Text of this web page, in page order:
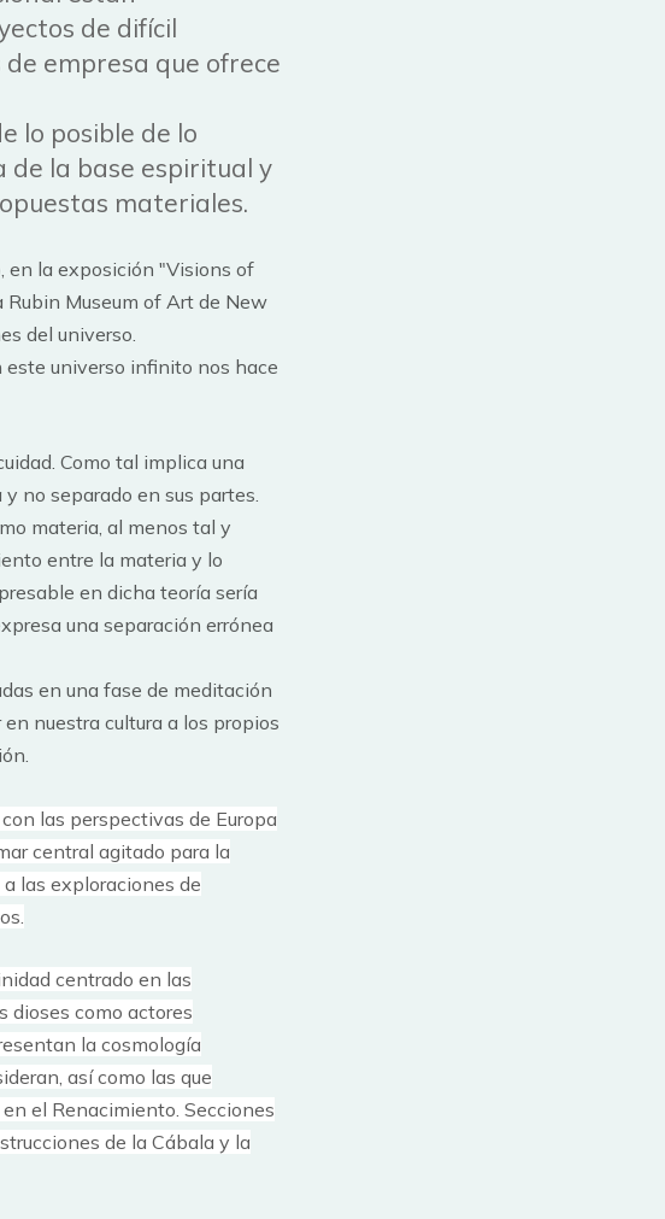
de difícil
empresa que ofrece
lo posible de lo
la base espiritual y
materiales.
en la exposición "Visions of
Museum of Art de New
del universo.
universo infinito nos hace
Como tal implica una
no separado en sus partes.
materia, al menos tal y
entre la materia y lo
en dicha teoría sería
una separación errónea
en una fase de meditación
nuestra cultura a los propios
las perspectivas de Europa
central agitado para la
las exploraciones de
centrado en las
dioses como actores
la cosmología
así como las que
el Renacimiento. Secciones
de la Cábala y la